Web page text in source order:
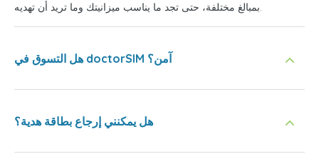
بمبالغ مختلفة، حتى تجد ما يناسب ميزانيتك وما تريد أن تهديه.
هل التسوق في doctorSIM آمن؟
هل يمكنني إرجاع بطاقة هدية؟